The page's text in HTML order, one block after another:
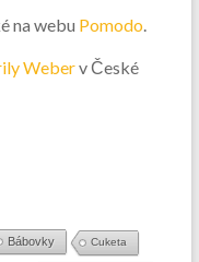
na webu Pomodo.
Weberv České
Bábovky Cuketa